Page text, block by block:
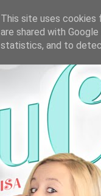
This site uses cookies
are shared with
statistics, and to